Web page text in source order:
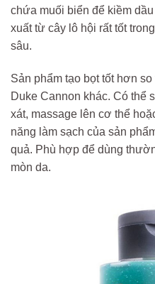
chứa muối biển để kiềm
xuất từ cây lô hội rất tốt
sâu.
Sản phẩm tạo bọt tốt hơn
Duke Cannon khác. Có thể
xát, massage lên cơ thể
năng làm sạch của sản
quả. Phù hợp để dùng
mòn da.